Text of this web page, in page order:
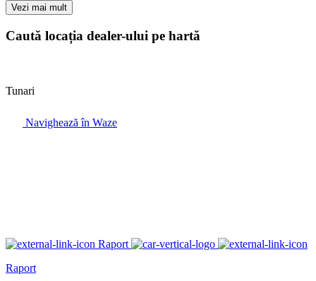
Vezi mai mult
Caută locația dealer-ului pe hartă
Tunari
Navighează în Waze
Raport
Raport